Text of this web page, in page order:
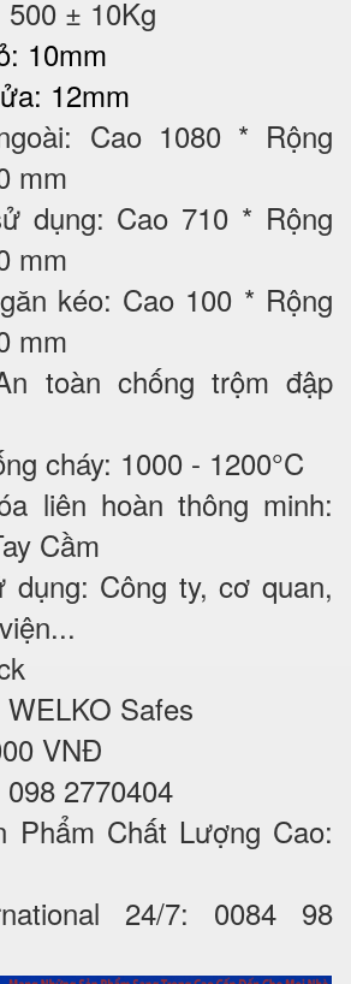
± 10Kg
10mm
12mm
Cao 1080 * Rộng
mm
dụng: Cao 710 * Rộng
mm
kéo: Cao 100 * Rộng
mm
toàn chống trộm đập
cháy: 1000 - 1200°C
liên hoàn thông minh:
Cầm
Công ty, cơ quan,
Safes
VNĐ
2770404
Phẩm Chất Lượng Cao:
24/7: 0084 98